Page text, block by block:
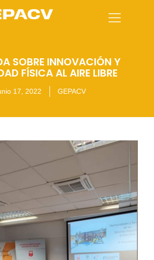
SOBRE INNOVACIÓN Y
FÍSICA AL AIRE LIBRE
17, 2022 GEPACV